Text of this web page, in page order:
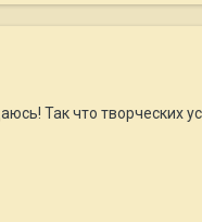
Так что творческих